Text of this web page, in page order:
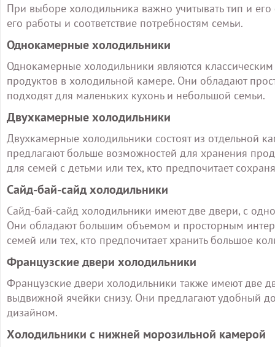
При выборе холодильника важно учитывать тип и его
его работы и соответствие потребностям семьи.
Однокамерные холодильники
Однокамерные холодильники являются
продуктов в холодильной камере. Они обладают
подходят для маленьких кухонь и небольшой семьи.
Двухкамерные холодильники
Двухкамерные холодильники состоят из отдельной
предлагают больше возможностей для хранения
для семей с детьми или тех, кто предпочитает
Сайд-бай-сайд холодильники
Сайд-бай-сайд холодильники имеют две двери, с
Они обладают большим объемом и просторным
семей или тех, кто предпочитает хранить большое
Французские двери холодильники
Французские двери холодильники также имеют две
выдвижной ячейки снизу. Они предлагают удобный
дизайном.
Холодильники с нижней морозильной камерой